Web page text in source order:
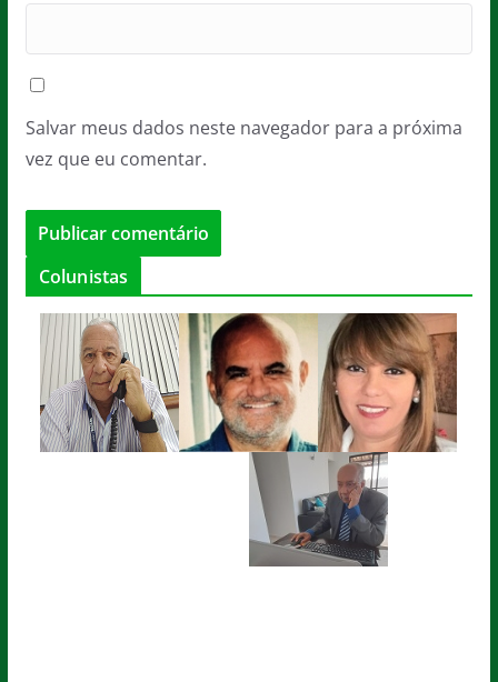
Salvar meus dados neste navegador para a próxima
vez que eu comentar.
Colunistas